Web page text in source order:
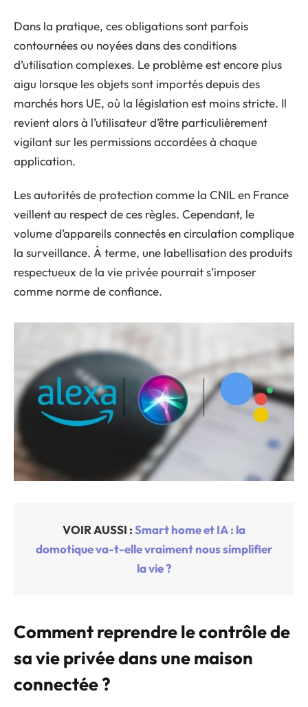
Dans la pratique, ces obligations sont parfois
contournées ou noyées dans des conditions
d’utilisation complexes. Le problème est encore plus
aigu lorsque les objets sont importés depuis des
marchés hors UE, où la législation est moins stricte. Il
revient alors à l’utilisateur d’être particulièrement
vigilant sur les permissions accordées à chaque
application.
Les autorités de protection comme la CNIL en France
veillent au respect de ces règles. Cependant, le
volume d’appareils connectés en circulation complique
la surveillance. À terme, une labellisation des produits
respectueux de la vie privée pourrait s’imposer
comme norme de confiance.
VOIR AUSSI :Smart home et IA : la
domotique va-t-elle vraiment nous simplifier
la vie ?
Comment reprendre le contrôle de
sa vie privée dans une maison
connectée ?